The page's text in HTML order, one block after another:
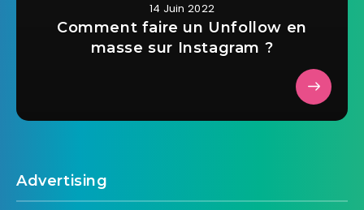
14 Juin 2022
Comment faire un Unfollow en
masse sur Instagram ?
Advertising